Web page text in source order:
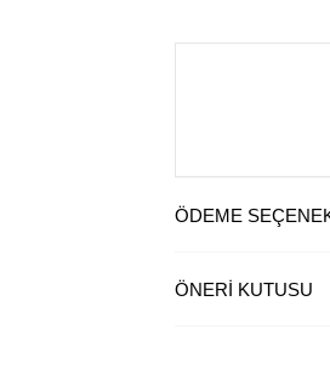
ÖDEME
ÖNERI KUTUSU